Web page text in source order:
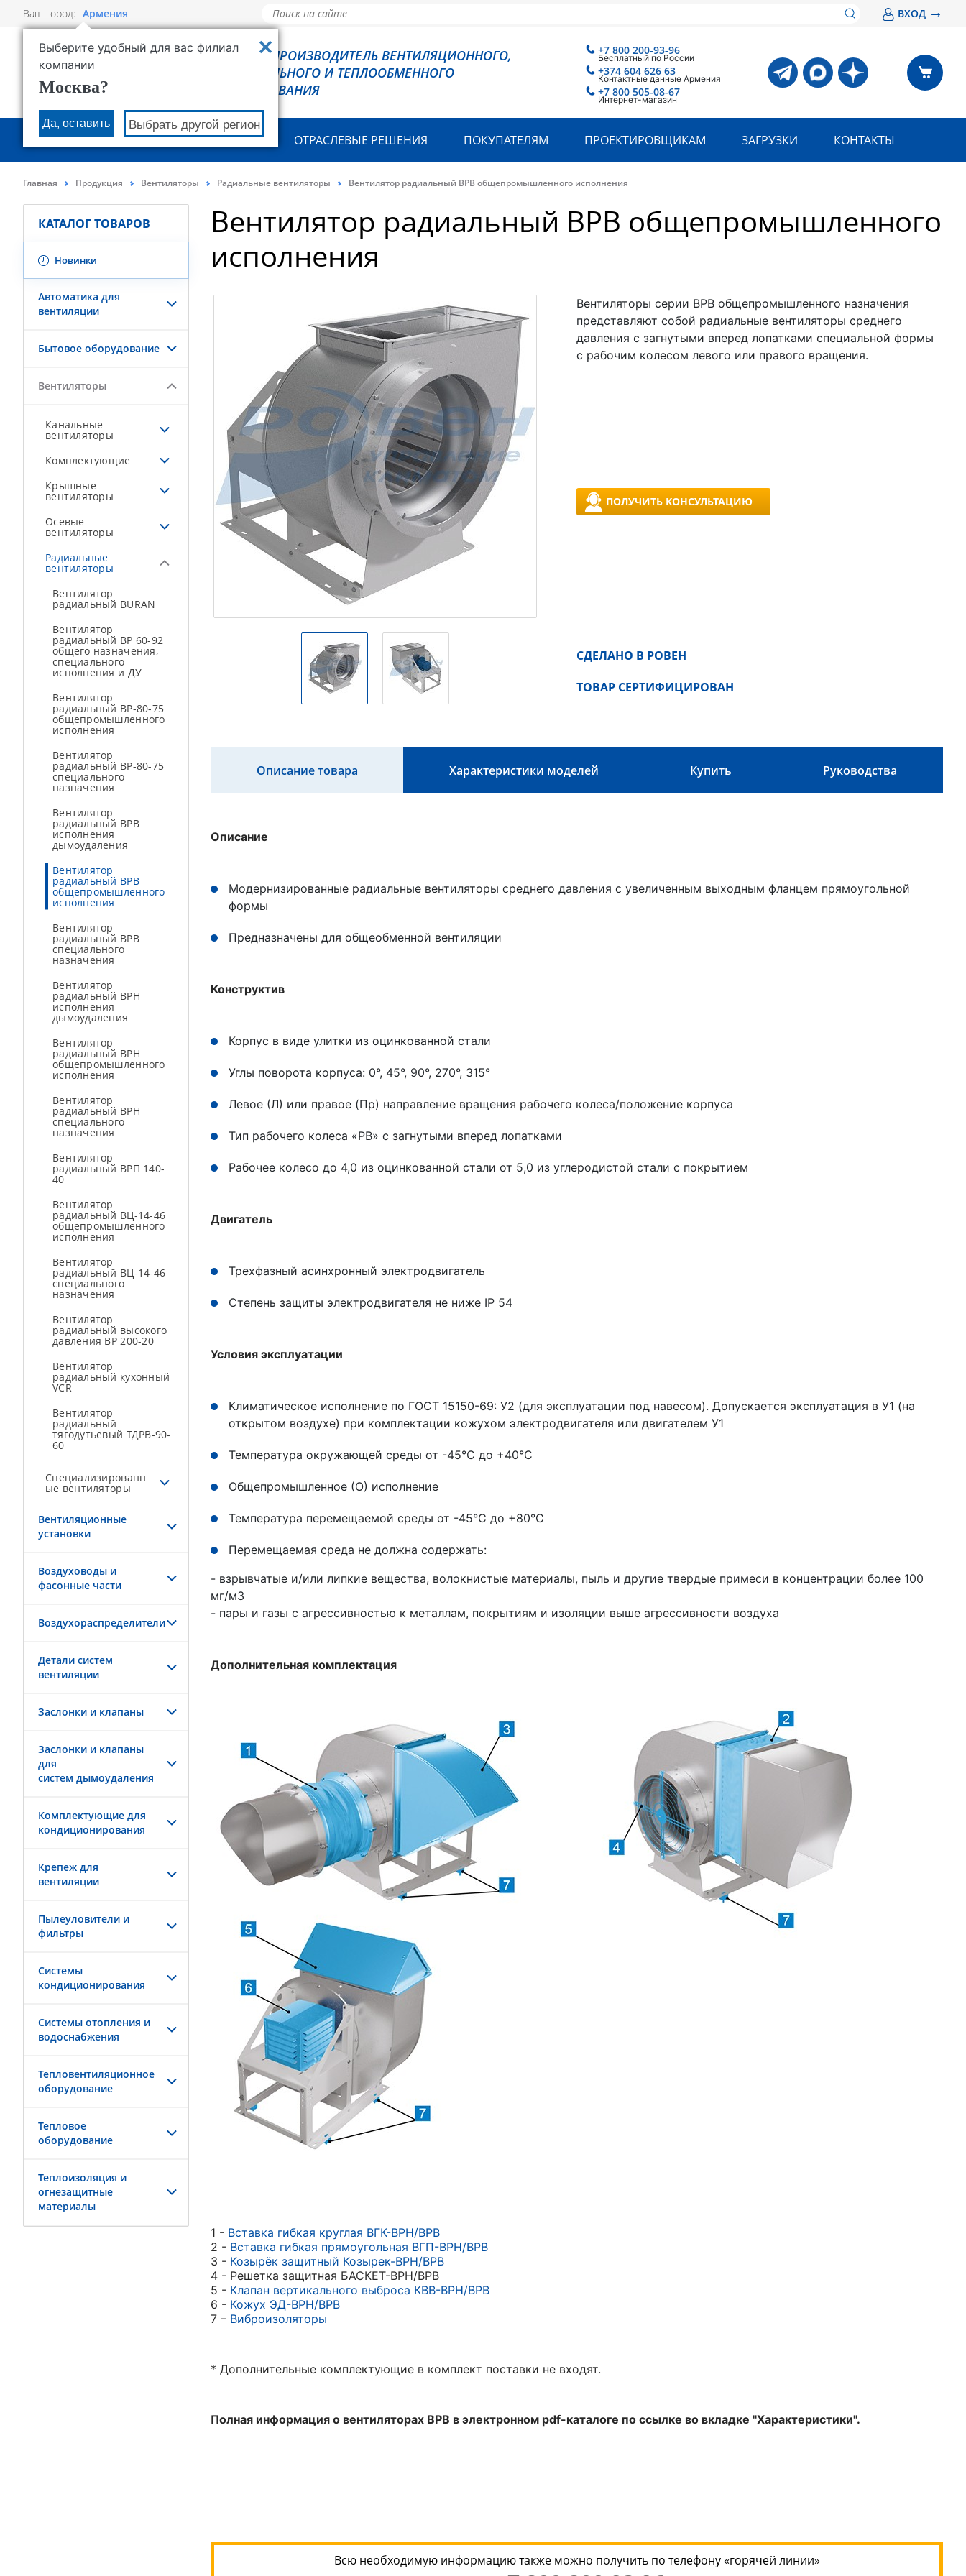
Ваш город: Армения
Выберите удобный для вас филиал
компании
Москва?
Да, оставить Выбрать другой регион
ВХОД →
РОВЕН - ПРОИЗВОДИТЕЛЬ ВЕНТИЛЯЦИОННОГО,
ХОЛОДИЛЬНОГО И ТЕПЛООБМЕННОГО
ОБОРУДОВАНИЯ
+7 800 200-93-96
Бесплатный по России
+7 800 505-08-67
Интернет-магазин
+374 604 626 63
Контактные данные Армения
О КОМПАНИИ ПРОДУКЦИЯ ОТРАСЛЕВЫЕ РЕШЕНИЯ ПОКУПАТЕЛЯМ ПРОЕКТИРОВЩИКАМ ЗАГРУЗКИ КОНТАКТЫ
Главная Продукция Вентиляторы Радиальные вентиляторы Вентилятор радиальный ВРВ общепромышленного исполнения
КАТАЛОГ ТОВАРОВ
Новинки
Автоматика для
вентиляции
Бытовое оборудование
Вентиляторы
Канальные
вентиляторы
Комплектующие
Крышные
вентиляторы
Осевые
вентиляторы
Радиальные
вентиляторы
Вентилятор
радиальный BURAN
Вентилятор
радиальный ВР 60-92
общего назначения,
специального
исполнения и ДУ
Вентилятор
радиальный ВР-80-75
общепромышленного
исполнения
Вентилятор
радиальный ВР-80-75
специального
назначения
Вентилятор
радиальный ВРВ
исполнения
дымоудаления
Вентилятор
радиальный ВРВ
общепромышленного
исполнения
Вентилятор
радиальный ВРВ
специального
назначения
Вентилятор
радиальный ВРН
исполнения
дымоудаления
Вентилятор
радиальный ВРН
общепромышленного
исполнения
Вентилятор
радиальный ВРН
специального
назначения
Вентилятор
радиальный ВРП 140-
40
Вентилятор
радиальный ВЦ-14-46
общепромышленного
исполнения
Вентилятор
радиальный ВЦ-14-46
специального
назначения
Вентилятор
радиальный высокого
давления ВР 200-20
Вентилятор
радиальный кухонный
VCR
Вентилятор
радиальный
тягодутьевый ТДРВ-90-
60
Специализированн
ые вентиляторы
Вентиляционные
установки
Воздуховоды и
фасонные части
Воздухораспределители
Детали систем
вентиляции
Заслонки и клапаны
Заслонки и клапаны
для
систем дымоудаления
Комплектующие для
кондиционирования
Крепеж для
вентиляции
Пылеуловители и
фильтры
Системы
кондиционирования
Системы отопления и
водоснабжения
Тепловентиляционное
оборудование
Тепловое
оборудование
Теплоизоляция и
огнезащитные
материалы
Вентилятор радиальный ВРВ общепромышленного
исполнения
Вентиляторы серии ВРВ общепромышленного назначения
представляют собой радиальные вентиляторы среднего
давления с загнутыми вперед лопатками специальной формы
с рабочим колесом левого или правого вращения.
ПОЛУЧИТЬ КОНСУЛЬТАЦИЮ
СДЕЛАНО В РОВЕН
ТОВАР СЕРТИФИЦИРОВАН
Описание товара Характеристики моделей Купить Руководства
Описание
Модернизированные радиальные вентиляторы среднего давления с увеличенным выходным фланцем прямоугольной
формы
Предназначены для общеобменной вентиляции
Конструктив
Корпус в виде улитки из оцинкованной стали
Углы поворота корпуса: 0°, 45°, 90°, 270°, 315°
Левое (Л) или правое (Пр) направление вращения рабочего колеса/положение корпуса
Тип рабочего колеса «РВ» с загнутыми вперед лопатками
Рабочее колесо до 4,0 из оцинкованной стали от 5,0 из углеродистой стали с покрытием
Двигатель
Трехфазный асинхронный электродвигатель
Степень защиты электродвигателя не ниже IP 54
Условия эксплуатации
Климатическое исполнение по ГОСТ 15150-69: У2 (для эксплуатации под навесом). Допускается эксплуатация в У1 (на
открытом воздухе) при комплектации кожухом электродвигателя или двигателем У1
Температура окружающей среды от -45°С до +40°С
Общепромышленное (О) исполнение
Температура перемещаемой среды от -45°С до +80°С
Перемещаемая среда не должна содержать:
- взрывчатые и/или липкие вещества, волокнистые материалы, пыль и другие твердые примеси в концентрации более 100
мг/м3
- пары и газы с агрессивностью к металлам, покрытиям и изоляции выше агрессивности воздуха
Дополнительная комплектация
1 - Вставка гибкая круглая ВГК-ВРН/ВРВ
2 - Вставка гибкая прямоугольная ВГП-ВРН/ВРВ
3 - Козырёк защитный Козырек-ВРН/ВРВ
4 - Решетка защитная БАСКЕТ-ВРН/ВРВ
5 - Клапан вертикального выброса КВВ-ВРН/ВРВ
6 - Кожух ЭД-ВРН/ВРВ
7 – Виброизоляторы
* Дополнительные комплектующие в комплект поставки не входят.
Полная информация о вентиляторах ВРВ в электронном pdf-каталоге по ссылке во вкладке "Характеристики".
Всю необходимую информацию также можно получить по телефону «горячей линии»